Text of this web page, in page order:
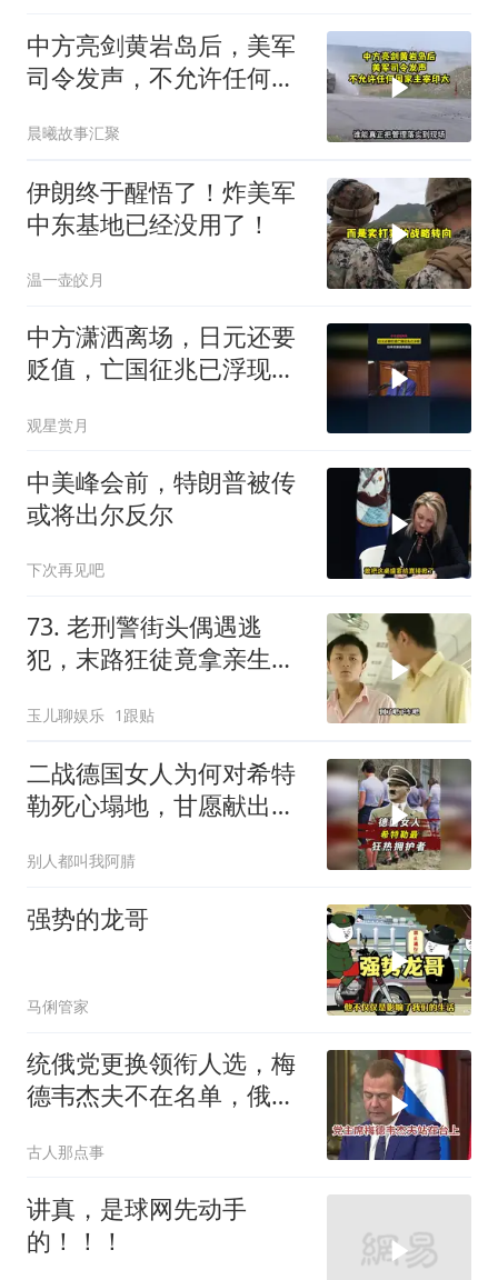
中方亮剑黄岩岛后，美军
司令发声，不允许任何国
晨曦故事汇聚
伊朗终于醒悟了！炸美军
中东基地已经没用了！
温一壶皎月
中方潇洒离场，日元还要
贬值，亡国征兆已浮现，
观星赏月
中美峰会前，特朗普被传
或将出尔反尔
下次再见吧
73. 老刑警街头偶遇逃
犯，末路狂徒竟拿亲生儿
玉儿聊娱乐 1跟贴
二战德国女人为何对希特
勒死心塌地，甘愿献出一
别人都叫我阿腈
强势的龙哥
马俐管家
统俄党更换领衔人选，梅
德韦杰夫不在名单，俄政
古人那点事
讲真，是球网先动手
的！！！